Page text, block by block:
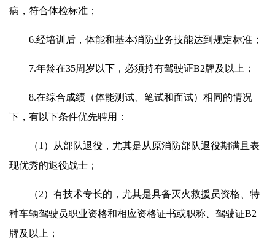
病，符合体检标准；
6.经培训后，体能和基本消防业务技能达到规定标准；
7.年龄在35周岁以下，必须持有驾驶证B2牌及以上；
8.在综合成绩（体能测试、笔试和面试）相同的情况
下，有以下条件优先聘用：
（1）从部队退役，尤其是从原消防部队退役期满且表
现优秀的退役战士；
（2）有技术专长的，尤其是具备灭火救援员资格、特
种车辆驾驶员职业资格和相应资格证书或职称、驾驶证B2
牌及以上；